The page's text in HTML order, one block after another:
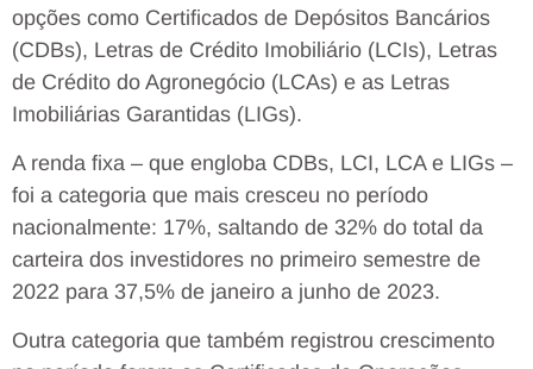
opções como Certificados de Depósitos Bancários
(CDBs), Letras de Crédito Imobiliário (LCIs), Letras
de Crédito do Agronegócio (LCAs) e as Letras
Imobiliárias Garantidas (LIGs).
A renda fixa – que engloba CDBs, LCI, LCA e LIGs –
foi a categoria que mais cresceu no período
nacionalmente: 17%, saltando de 32% do total da
carteira dos investidores no primeiro semestre de
2022 para 37,5% de janeiro a junho de 2023.
Outra categoria que também registrou crescimento